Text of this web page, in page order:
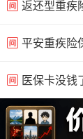
返还型重疾
平安重疾险
医保卡没钱